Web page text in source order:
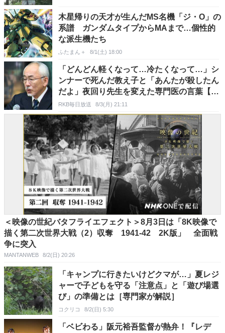
木星帰りの天才が生んだMS名機「ジ・O」の
系譜 ガンダムタイプからMAまで…個性的
な派生機たち
ふたまん＋ 8/1(土) 18:00
「どんどん軽くなって…冷たくなって…」シ
ンナーで死んだ教え子と「あんたが殺したん
だよ」夜回り先生を変えた専門医の言葉【夏
休み･薬物に手を出さないで(3)】
RKB毎日放送 8/3(月) 21:11
＜映像の世紀バタフライエフェクト＞8月3日は「8K映像で
描く第二次世界大戦（2）収奪 1941-42 2K版」 全面戦
争に突入
MANTANWEB 8/2(日) 20:26
「キャンプに行きたいけどクマが…」夏レジ
ャーで子どもを守る「注意点」と「遊び場選
び」の準備とは［専門家が解説］
コクリコ 8/2(日) 5:30
「ベビわる」阪元裕吾監督が熱弁！『レデ